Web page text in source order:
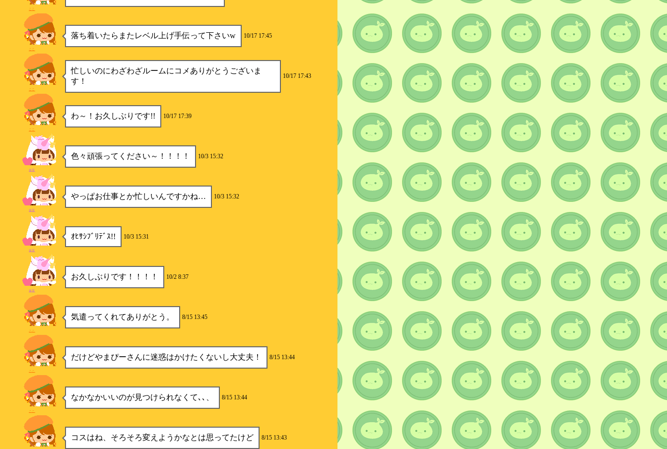
ここ
落ち着いたらまたレベル上げ手伝って下さいw 10/17 17:45
ここ
忙しいのにわざわざルームにコメありがとうございま
す！
10/17 17:43
ここ
わ～！お久しぶりです!! 10/17 17:39
ここ
色々頑張ってください～！！！！ 10/3 15:32
抹茶
やっぱお仕事とか忙しいんですかね… 10/3 15:32
抹茶
ｵﾋｻｼﾌﾞﾘﾃﾞｽ!! 10/3 15:31
抹茶
お久しぶりです！！！！ 10/2 8:37
抹茶
気遣ってくれてありがとう。 8/15 13:45
ここ
だけどやまぴーさんに迷惑はかけたくないし大丈夫！ 8/15 13:44
ここ
なかなかいいのが見つけられなくて､､、 8/15 13:44
ここ
コスはね、そろそろ変えようかなとは思ってたけど 8/15 13:43